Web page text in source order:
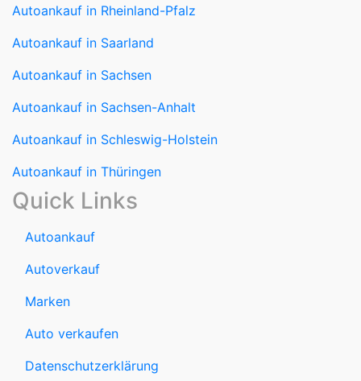
Autoankauf in Rheinland-Pfalz
Autoankauf in Saarland
Autoankauf in Sachsen
Autoankauf in Sachsen-Anhalt
Autoankauf in Schleswig-Holstein
Autoankauf in Thüringen
Quick Links
Autoankauf
Autoverkauf
Marken
Auto verkaufen
Datenschutzerklärung